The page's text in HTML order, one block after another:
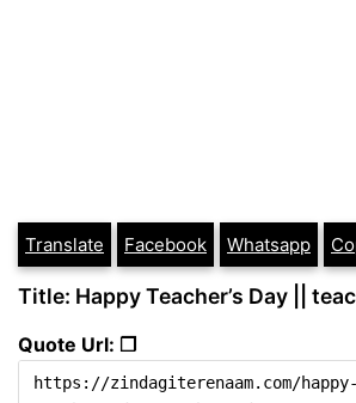
Translate Facebook Whatsapp
Title: Happy Teacher’s Day ||
Quote Url: ❐